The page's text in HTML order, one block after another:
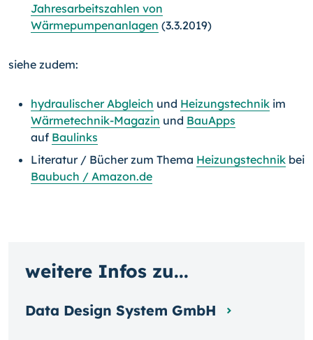
Jahresarbeitszahlen von
Wärmepumpenanlagen (3.3.2019)
siehe zudem:
hydraulischer Abgleich und Heizungstechnik im
Wärmetechnik-Magazin und BauApps
auf Baulinks
Literatur / Bücher zum Thema Heizungstechnik bei
Baubuch / Amazon.de
weitere Infos zu...
Data Design System GmbH